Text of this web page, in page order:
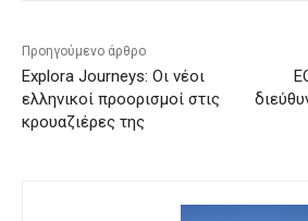
Προηγούμενο άρθρο
Explora Journeys: Οι νέοι
ελληνικοί προορισμοί στις
κρουαζιέρες της